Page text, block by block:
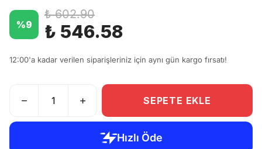
%9
₺ 602.90
₺ 546.58
12:00'a kadar verilen siparişleriniz için aynı gün kargo fırsatı!
SEPETE EKLE